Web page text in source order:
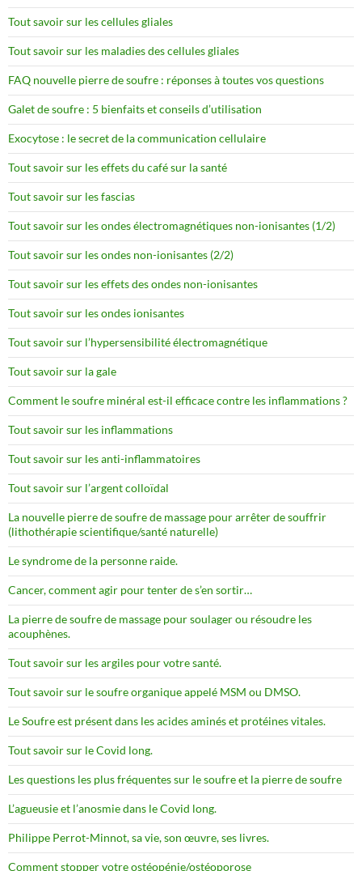
Tout savoir sur les cellules gliales
Tout savoir sur les maladies des cellules gliales
FAQ nouvelle pierre de soufre : réponses à toutes vos questions
Galet de soufre : 5 bienfaits et conseils d’utilisation
Exocytose : le secret de la communication cellulaire
Tout savoir sur les effets du café sur la santé
Tout savoir sur les fascias
Tout savoir sur les ondes électromagnétiques non-ionisantes (1/2)
Tout savoir sur les ondes non-ionisantes (2/2)
Tout savoir sur les effets des ondes non-ionisantes
Tout savoir sur les ondes ionisantes
Tout savoir sur l’hypersensibilité électromagnétique
Tout savoir sur la gale
Comment le soufre minéral est-il efficace contre les inflammations ?
Tout savoir sur les inflammations
Tout savoir sur les anti-inflammatoires
Tout savoir sur l’argent colloïdal
La nouvelle pierre de soufre de massage pour arrêter de souffrir
(lithothérapie scientifique/santé naturelle)
Le syndrome de la personne raide.
Cancer, comment agir pour tenter de s’en sortir…
La pierre de soufre de massage pour soulager ou résoudre les
acouphènes.
Tout savoir sur les argiles pour votre santé.
Tout savoir sur le soufre organique appelé MSM ou DMSO.
Le Soufre est présent dans les acides aminés et protéines vitales.
Tout savoir sur le Covid long.
Les questions les plus fréquentes sur le soufre et la pierre de soufre
L’agueusie et l’anosmie dans le Covid long.
Philippe Perrot-Minnot, sa vie, son œuvre, ses livres.
Comment stopper votre ostéopénie/ostéoporose